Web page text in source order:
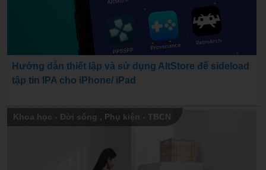
Hướng dẫn thiết lập và sử dụng AltStore để sideload
tập tin IPA cho iPhone/ iPad
Khoa học - Đời sống , Phụ kiện - TBCN